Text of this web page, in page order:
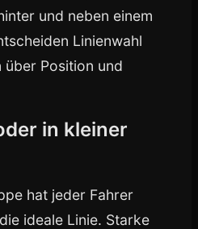
und neben einem
Linienwahl
über Position und
in kleiner
hat jeder Fahrer
ideale Linie. Starke